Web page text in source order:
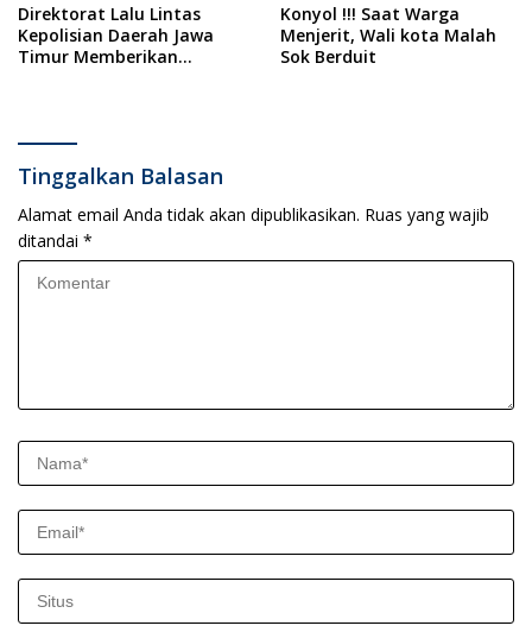
Direktorat Lalu Lintas
Kepolisian Daerah Jawa
Timur Memberikan
Menyapa’
Konyol !!! Saat Warga
Menjerit, Wali kota Malah
Sok Berduit
Tinggalkan Balasan
Alamat email Anda tidak akan dipublikasikan. Ruas yang wajib
ditandai *